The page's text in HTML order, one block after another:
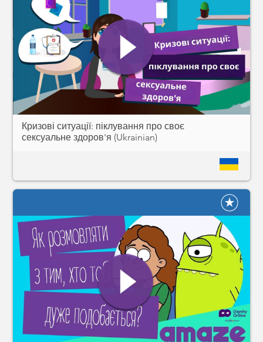
Кризові ситуації: піклування про своє
сексуальне здоров'я (Ukrainian)